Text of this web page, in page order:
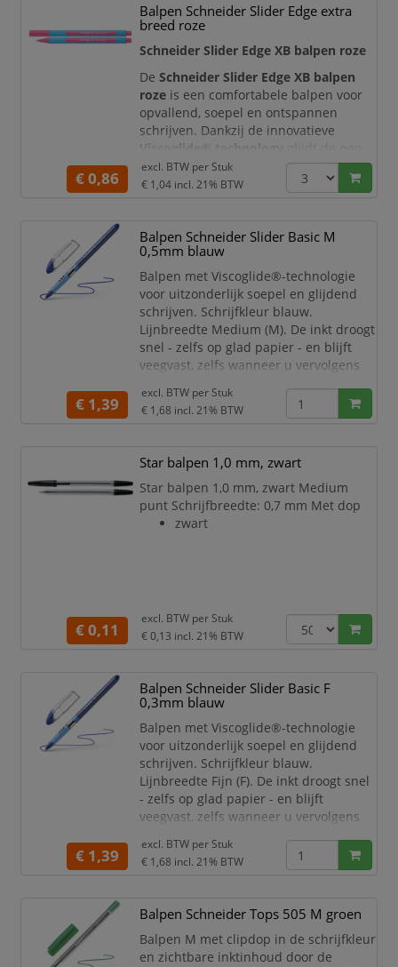
Medium punt.
Blauw.
Schrijfbreedte: 0,7 mm.
Transparant lichaam
Balpen Schneider Slider Edge extra
breed roze
Schneider Slider Edge XB balpen roze
DeSchneider Slider Edge XB balpen
roze is een comfortabele balpen voor
opvallend, soepel en ontspannen
schrijven. Dankzij de innovatieve
Viscoglide® technology
bijzonder licht over het papier en
ontstaat een vloeiend schrijfbeeld met
ideaal voor notities, studie,
kantoorwerk, creatieve toepassingen,
kleurcodering en het m
€ 0,86
excl. BTW per Stuk
€ 1,04 incl. 21% BTW
Balpen Schneider Slider Basic M
0,5mm blauw
Balpen met Viscoglide®-technologie
voor uitzonderlijk soepel en glijdend
schrijven. Schrijfkleur blauw.
Lijnbreedte Medium (M). De inkt droogt
snel - zelfs op glad papier - en blijft
veegvast, zelfs wanneer u vervolgens
ontwerp in transparante look met
aantrekkelijke versiering en clip-on
voor een veilige en ontspannen
schrijfhouding. De slijtvaste
roestvrijstalen punt garand
€ 1,39
excl. BTW per Stuk
€ 1,68 incl. 21% BTW
Star balpen 1,0 mm, zwart
Star balpen 1,0 mm, zwart Medium
punt Schrijfbreedte: 0,7 mm Met dop
zwart
€ 0,11
excl. BTW per Stuk
€ 0,13 incl. 21% BTW
Balpen Schneider Slider Basic F
0,3mm blauw
Balpen met Viscoglide®-technologie
voor uitzonderlijk soepel en glijdend
schrijven. Schrijfkleur blauw.
Lijnbreedte Fijn (F). De inkt droogt snel
- zelfs op glad papier - en blijft
veegvast, zelfs wanneer u vervolgens
ontwerp in transparante look met
aantrekkelijke versiering en clip-on
voor een veilige en ontspannen
schrijfhouding. De slijtvaste
roestvrijstalen punt garandee
€ 1,39
excl. BTW per Stuk
€ 1,68 incl. 21% BTW
Balpen Schneider Tops 505 M groen
Balpen M met clipdop in de schrijfkleur
en zichtbare inktinhoud door de